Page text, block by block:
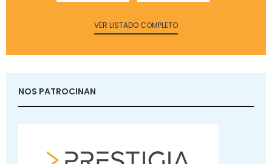
VER LISTADO COMPLETO
NOS PATROCINAN